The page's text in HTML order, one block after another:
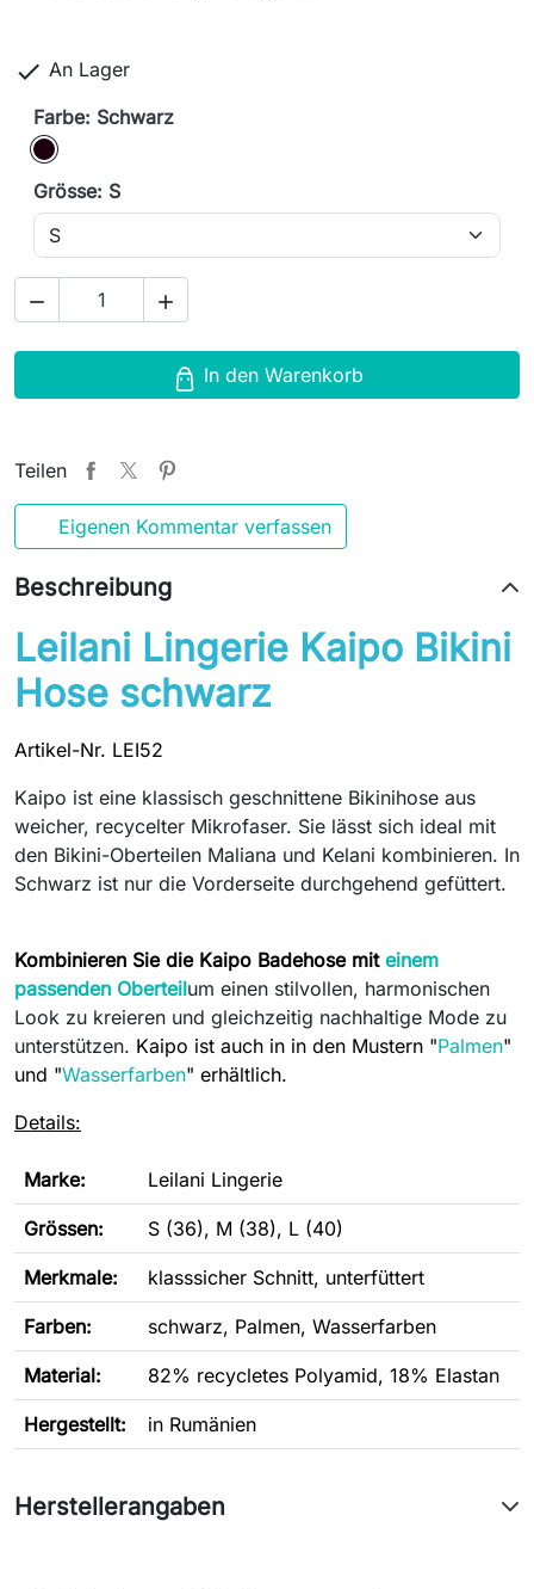
 An Lager
Farbe: Schwarz
Schwarz
Grösse: S
 
In den Warenkorb
Teilen
Eigenen Kommentar verfassen
Beschreibung
Leilani Lingerie Kaipo Bikini
Hose schwarz
Artikel-Nr. LEI52
Kaipo ist eine klassisch geschnittene Bikinihose aus
weicher, recycelter Mikrofaser. Sie lässt sich ideal mit
den Bikini-Oberteilen Maliana und Kelani kombinieren. In
Schwarz ist nur die Vorderseite durchgehend gefüttert.
Kombinieren Sie die Kaipo Badehose mit einem
passenden Oberteilum einen stilvollen, harmonischen
Look zu kreieren und gleichzeitig nachhaltige Mode zu
unterstützen. Kaipo ist auch in in den Mustern "Palmen"
und "Wasserfarben" erhältlich.
Details:
Marke: Leilani Lingerie
Grössen: S (36), M (38), L (40)
Merkmale: klasssicher Schnitt, unterfüttert
Farben: schwarz, Palmen, Wasserfarben
Material: 82% recycletes Polyamid, 18% Elastan
Hergestellt: in Rumänien
Herstellerangaben